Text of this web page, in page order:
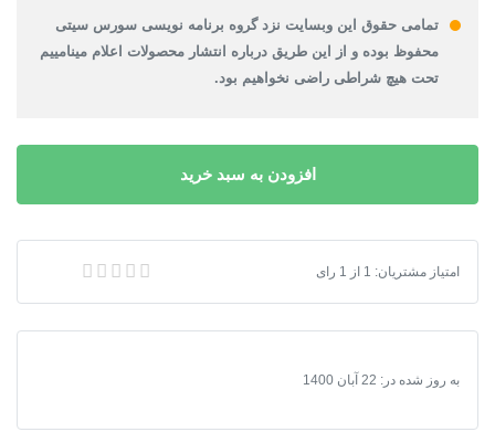
تمامی حقوق این وبسایت نزد گروه برنامه نویسی سورس سیتی
محفوظ بوده و از این طریق درباره انتشار محصولات اعلام مینامییم
تحت هیچ شراطی راضی نخواهیم بود.
افزودن به سبد خرید
کتاب Michael_Silpser_2013 (انگلیسی)
امتیاز مشتریان: 1 از 1 رای
به روز شده در: 22 آبان 1400